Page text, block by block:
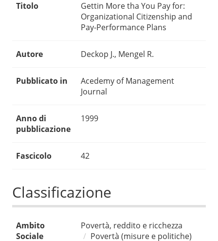
Titolo
Gettin More tha You Pay for:
Organizational Citizenship and
Pay-Performance Plans
Autore Deckop J., Mengel R.
Pubblicato in
Acedemy of Management
Journal
Anno di
pubblicazione
1999
Fascicolo 42
Classificazione
Ambito
Sociale
Povertà, reddito e ricchezza
Povertà (misure e politiche)